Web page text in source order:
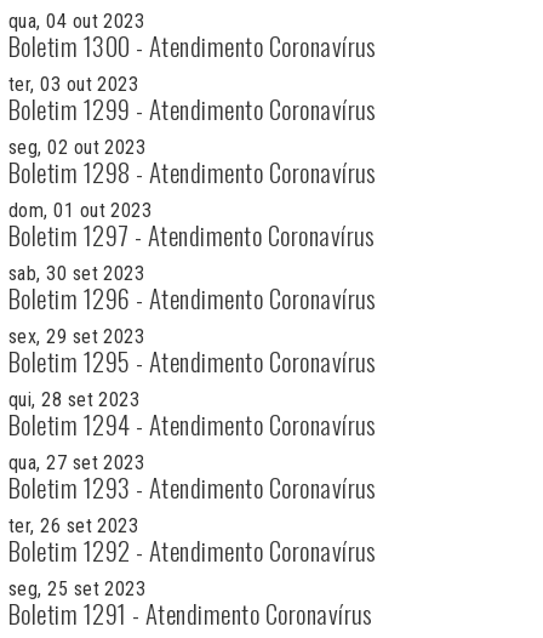
qua, 04 out 2023
Boletim 1300 - Atendimento Coronavírus
ter, 03 out 2023
Boletim 1299 - Atendimento Coronavírus
seg, 02 out 2023
Boletim 1298 - Atendimento Coronavírus
dom, 01 out 2023
Boletim 1297 - Atendimento Coronavírus
sab, 30 set 2023
Boletim 1296 - Atendimento Coronavírus
sex, 29 set 2023
Boletim 1295 - Atendimento Coronavírus
qui, 28 set 2023
Boletim 1294 - Atendimento Coronavírus
qua, 27 set 2023
Boletim 1293 - Atendimento Coronavírus
ter, 26 set 2023
Boletim 1292 - Atendimento Coronavírus
seg, 25 set 2023
Boletim 1291 - Atendimento Coronavírus